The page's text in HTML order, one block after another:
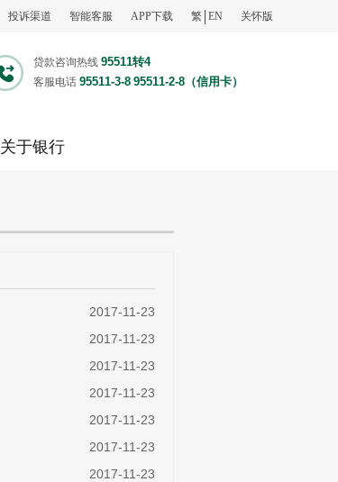
投诉渠道 智能客服 APP下载 繁 EN 关怀版
贷款咨询热线 95511转4
客服电话 95511-3-8 95511-2-8（信用卡）
关于银行
2017-11-23
2017-11-23
2017-11-23
2017-11-23
2017-11-23
2017-11-23
2017-11-23